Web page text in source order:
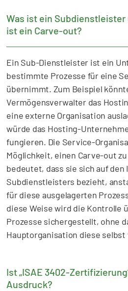
Was ist ein Subdienstleister
ist ein Carve-out?
Ein Sub-Dienstleister ist ein
bestimmte Prozesse für eine
übernimmt. Zum Beispiel
Vermögensverwalter das
eine externe Organisation
würde das Hosting-
fungieren. Die Service-
Möglichkeit, einen Carve-out
bedeutet, dass sie sich auf den
Subdienstleisters bezieht,
für diese ausgelagerten
diese Weise wird die Kontrolle
Prozesse sichergestellt, ohne
Hauptorganisation diese
Ist „ISAE 3402-
Ausdruck?